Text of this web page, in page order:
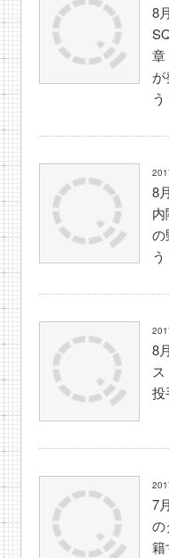
8
章
う
8
の
う
8
投
7
の
籍